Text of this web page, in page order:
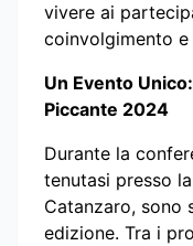
vivere ai
coinvolgimento e
Un Evento
Piccante 2024
Durante la
tenutasi presso
Catanzaro, sono
edizione. Tra i